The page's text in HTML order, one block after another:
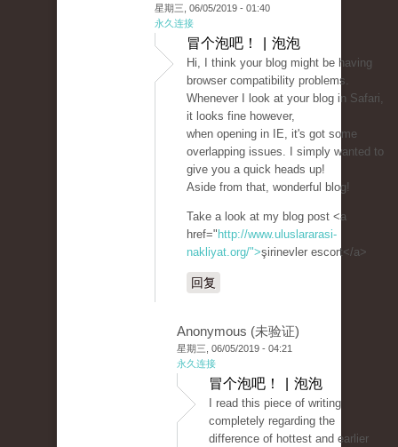
星期三, 06/05/2019 - 01:40
永久连接
冒个泡吧！ | 泡泡
Hi, I think your blog might be having
browser compatibility problems.
Whenever I look at your blog in Safari,
it looks fine however,
when opening in IE, it's got some
overlapping issues. I simply wanted to
give you a quick heads up!
Aside from that, wonderful blog!
Take a look at my blog post <a
href=" http://www.uluslararasi-
nakliyat.org/">şirinevler escort</a>
回复
Anonymous (未验证)
星期三, 06/05/2019 - 04:21
永久连接
冒个泡吧！ | 泡泡
I read this piece of writing
completely regarding the
difference of hottest and earlier